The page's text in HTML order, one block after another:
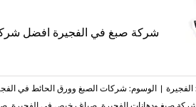
شركة صبغ في الفجيرة افضل شركات
الفجيرة | الوسوم: شركات الصبغ وورق الحائط في